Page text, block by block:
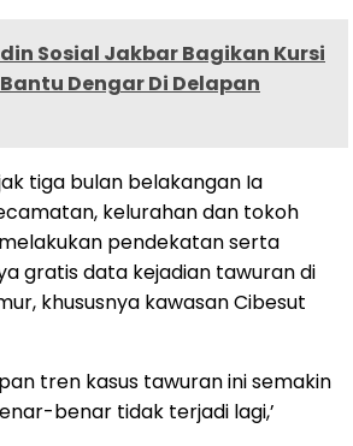
Sosial Jakbar Bagikan Kursi
Dengar Di Delapan
tiga bulan belakangan Ia
kelurahan dan tokoh
pendekatan serta
gratis data kejadian tawuran di
khususnya kawasan Cibesut
tren kasus tawuran ini semakin
benar tidak terjadi lagi,’